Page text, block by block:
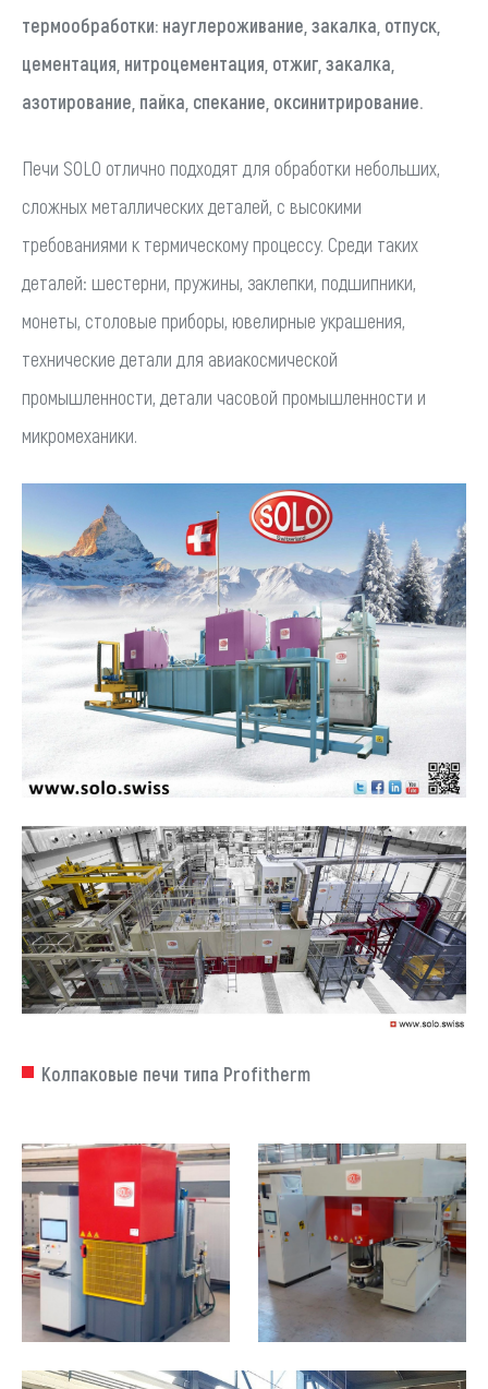
термообработки: науглероживание, закалка, отпуск,
цементация, нитроцементация, отжиг, закалка,
азотирование, пайка, спекание, оксинитрирование.
Печи SOLO отлично подходят для обработки небольших,
сложных металлических деталей, с высокими
требованиями к термическому процессу. Среди таких
деталей: шестерни, пружины, заклепки, подшипники,
монеты, столовые приборы, ювелирные украшения,
технические детали для авиакосмической
промышленности, детали часовой промышленности и
микромеханики.
Колпаковые печи типа Profitherm